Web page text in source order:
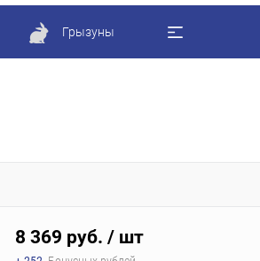
Грызуны
8 369 руб. / шт